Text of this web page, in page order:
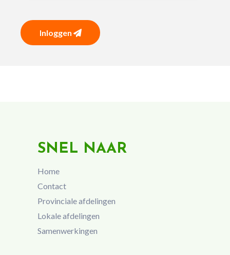
Inloggen
SNEL NAAR
Home
Contact
Provinciale afdelingen
Lokale afdelingen
Samenwerkingen